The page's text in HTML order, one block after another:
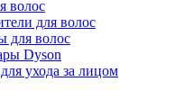
волос
для волос
для волос
Dyson
ухода за лицом